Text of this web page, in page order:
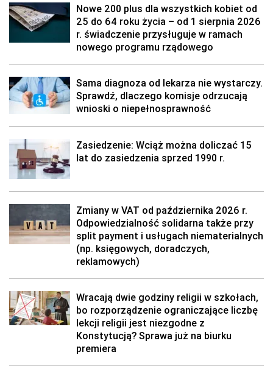
Nowe 200 plus dla wszystkich kobiet od
25 do 64 roku życia – od 1 sierpnia 2026
r. świadczenie przysługuje w ramach
nowego programu rządowego
Sama diagnoza od lekarza nie wystarczy.
Sprawdź, dlaczego komisje odrzucają
wnioski o niepełnosprawność
Zasiedzenie: Wciąż można doliczać 15
lat do zasiedzenia sprzed 1990 r.
Zmiany w VAT od października 2026 r.
Odpowiedzialność solidarna także przy
split payment i usługach niematerialnych
(np. księgowych, doradczych,
reklamowych)
Wracają dwie godziny religii w szkołach,
bo rozporządzenie ograniczające liczbę
lekcji religii jest niezgodne z
Konstytucją? Sprawa już na biurku
premiera